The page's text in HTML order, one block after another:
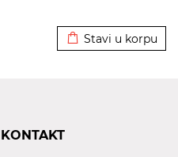
Stavi u korpu
KONTAKT